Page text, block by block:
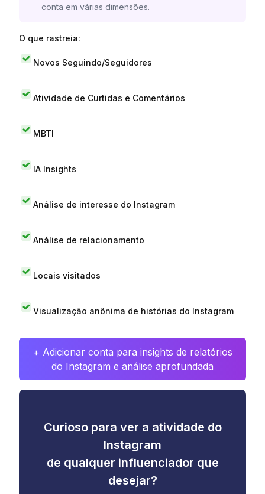
conta em várias dimensões.
O que rastreia:
Novos Seguindo/Seguidores
Atividade de Curtidas e Comentários
MBTI
IA Insights
Análise de interesse do Instagram
Análise de relacionamento
Locais visitados
Visualização anônima de histórias do Instagram
+ Adicionar conta para insights de relatórios
do Instagram e análise aprofundada
Curioso para ver a atividade do
Instagram
de qualquer influenciador que
desejar?